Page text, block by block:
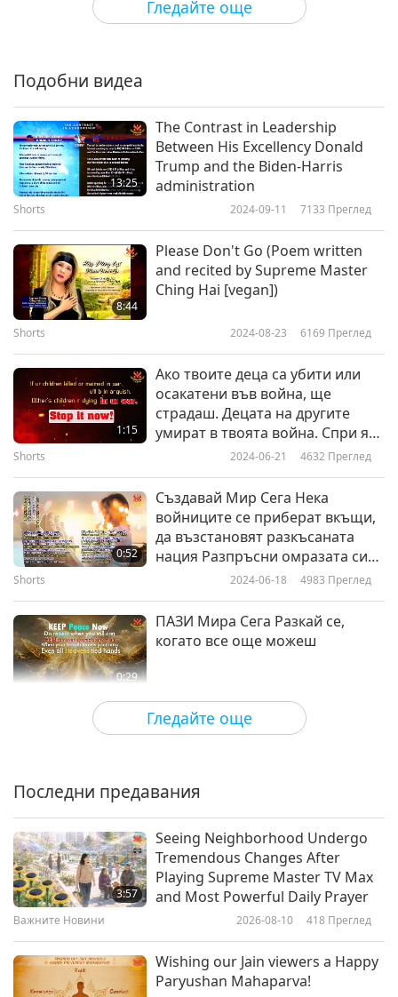
Гледайте още
2019-12-07 4754
4
1:16
Shorts 2019-12-07 4672Преглед
5
2:07
Цитати на Върховния Учител
Чинг Хай за ЦЕНАТА НА
ВОЙНИТЕ, част 5
Shorts 2019-12-08 5023Преглед
6
2:35
Цитати на Върховния Учител
ВОЙНИТЕ, част 6
Shorts 2019-12-07 4460Преглед
Гледайте още
Подобни видеа
13:25
The Contrast in Leadership
Between His Excellency Donald
Trump and the Biden-Harris
administration
Shorts 2024-09-11 7133 Преглед
8:44
Please Don't Go (Poem written
and recited by Supreme Master
Ching Hai [vegan])
Shorts 2024-08-23 6169 Преглед
1:15
Ако твоите деца са убити или
осакатени във война, ще
страдаш. Децата на другите
умират в твоята война. Спри я
сега! Ти знаеш какво трябва да е
Shorts 2024-06-21 4632 Преглед
0:52
Създавай Мир Сега Нека
войниците се приберат вкъщи,
да възстановят разкъсаната
нация Разпръсни омразата си
Нека времето ти бъде в
Бъди в мир след това
Shorts 2024-06-18 4983 Преглед
0:29
ПАЗИ Мира Сега Разкай се,
когато все още можеш
2024-05-02 4980
0:51
лидери. Душите ви ще бъдат
освободени завинаги.
Бъдете Истински Лидери и
Правителства: Създавайте Мир.
Бъдете Вегани!
Погледни, кои са твоето
Последни предавания
3:57
Seeing Neighborhood Undergo
Tremendous Changes After
Playing Supreme Master TV Max
and Most Powerful Daily Prayer
Важните Новини 2026-08-10 418 Преглед
Wishing our Jain viewers a Happy
Paryushan Mahaparva!